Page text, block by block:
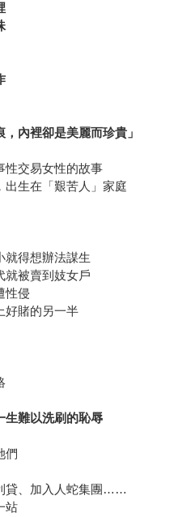
內裡卻是美麗而珍貴」
性交易女性的故事
出生在「艱苦人」家庭
就得想辦法謀生
就被賣到妓女戶
性侵
好賭的另一半
生難以洗刷的恥辱
們
貸、加入人蛇集團……
站